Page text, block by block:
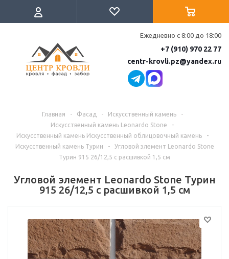
Ежедневно с 8:00 до 18:00
+7 (910) 970 22 77
centr-krovli.pz@yandex.ru
Главная - Фасад - Искусственный камень
-
Искусственный камень Leonardo Stone
-
Искусственный камень Искусственный облицовочный камень
-
Искусственный камень Турин
-
Угловой элемент Leonardo Stone
Турин 915 26/12,5 с расшивкой 1,5 см
Угловой элемент Leonardo Stone Турин
915 26/12,5 с расшивкой 1,5 см